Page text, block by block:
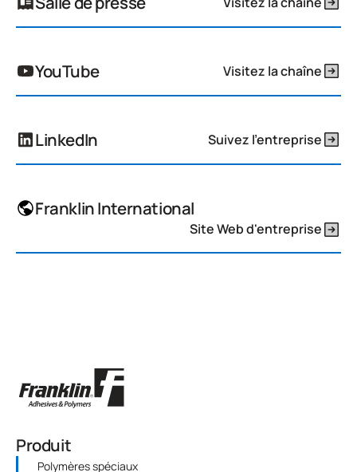
YouTube Visitez la chaîne
LinkedIn Suivez l'entreprise
Franklin International
Site Web d'entreprise
Produit
Polymères spéciaux